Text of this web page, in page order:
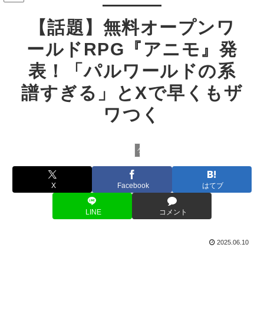
【話題】無料オープンワ
ールドRPG『アニモ』発
表！「パルワールドの系
譜すぎる」とXで早くもザ
ワつく
ゲーム
X Facebook はてブ
LINE コメント
2025.06.10